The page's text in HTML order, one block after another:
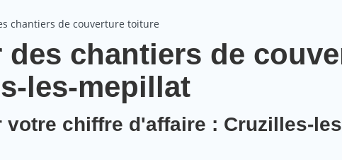
chantiers de couverture toiture
des chantiers de
les-mepillat
votre chiffre d'affaire : Cruzilles-